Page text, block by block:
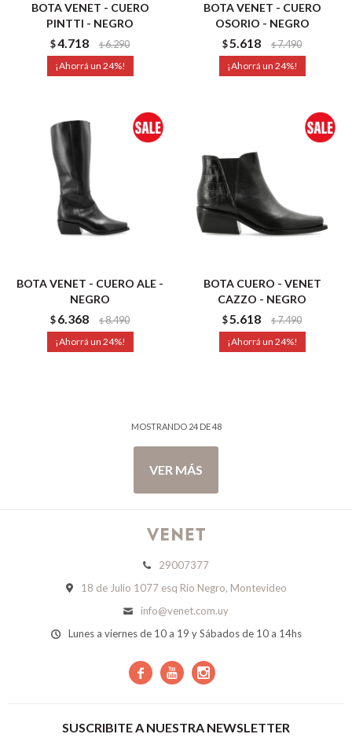
BOTA VENET - CUERO
PINTTI - NEGRO
$4.718 $6.290
24
BOTA VENET - CUERO
OSORIO - NEGRO
$5.618 $7.490
24
BOTA VENET - CUERO ALE -
NEGRO
$6.368 $8.490
24
BOTA CUERO - VENET
CAZZO - NEGRO
$5.618 $7.490
24
MOSTRANDO 24DE48
VER MÁS
29007377
18 de Julio 1077 esq Río Negro, Montevideo
info@venet.com.uy
Lunes a viernes de 10 a 19 y Sábados de 10 a 14hs
  
SUSCRIBITE A NUESTRA NEWSLETTER